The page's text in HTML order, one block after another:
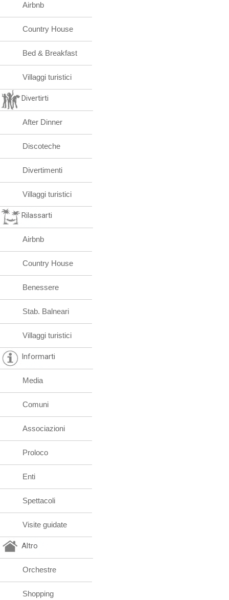
Airbnb
Country House
Bed & Breakfast
Villaggi turistici
Divertirti
After Dinner
Discoteche
Divertimenti
Villaggi turistici
Rilassarti
Airbnb
Country House
Benessere
Stab. Balneari
Villaggi turistici
Informarti
Media
Comuni
Associazioni
Proloco
Enti
Spettacoli
Visite guidate
Altro
Orchestre
Shopping